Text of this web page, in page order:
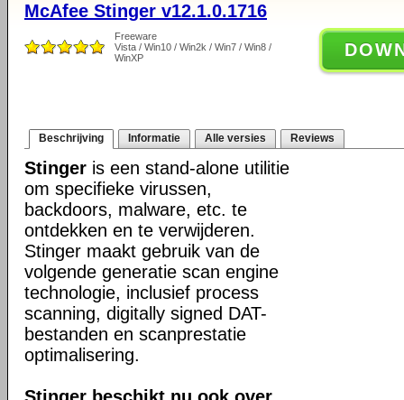
McAfee Stinger v12.1.0.1716
Freeware
Vista / Win10 / Win2k / Win7 / Win8 /
WinXP
Beschrijving Informatie Alle versies Reviews
Stinger is een stand-alone utilitie
om specifieke virussen,
backdoors, malware, etc. te
ontdekken en te verwijderen.
Stinger maakt gebruik van de
volgende generatie scan engine
technologie, inclusief process
scanning, digitally signed DAT-
bestanden en scanprestatie
optimalisering.